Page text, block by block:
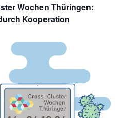
Wochen Thüringen:
Kooperation